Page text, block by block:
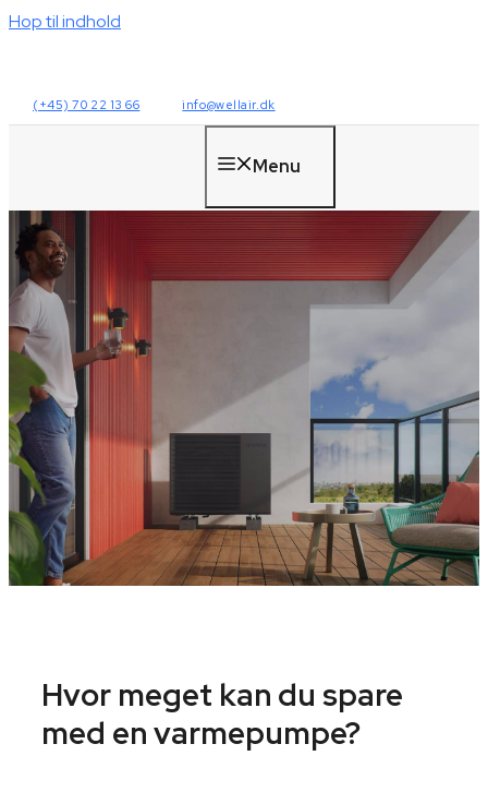
Hop til indhold
(+45) 70 22 13 66 info@wellair.dk
Menu
Hvor meget kan du spare
med en varmepumpe?